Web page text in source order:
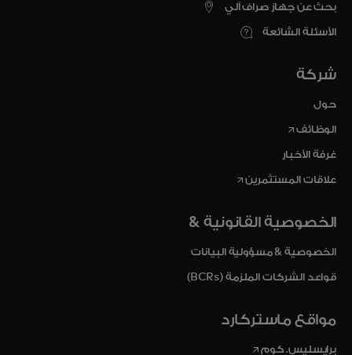
بحث عن جهاز صراف آلي
الأسئلة الشائعة
شركة
حول
الوظائفopens in a new tab
غرفة الأخبار
علاقات المستثمرينopens in a new tab
الخصوصية القانونية &
الخصوصية & مسؤولية البيانات
قواعد الشركات الملزمة (BCRs)
مواقع ماستركارد
برايسليس. كومopens in a new tab